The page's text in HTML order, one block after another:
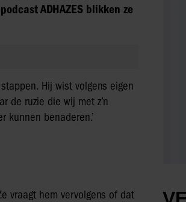
ADHAZES blikken ze
Hij wist volgens eigen
de ruzie die wij met z’n
benaderen.’
vraagt hem vervolgens of dat